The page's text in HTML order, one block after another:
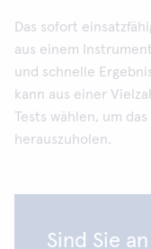
Das sofort
aus einem
und schnelle
kann aus einer
Tests wählen, um
herauszuholen.
Sind Sie